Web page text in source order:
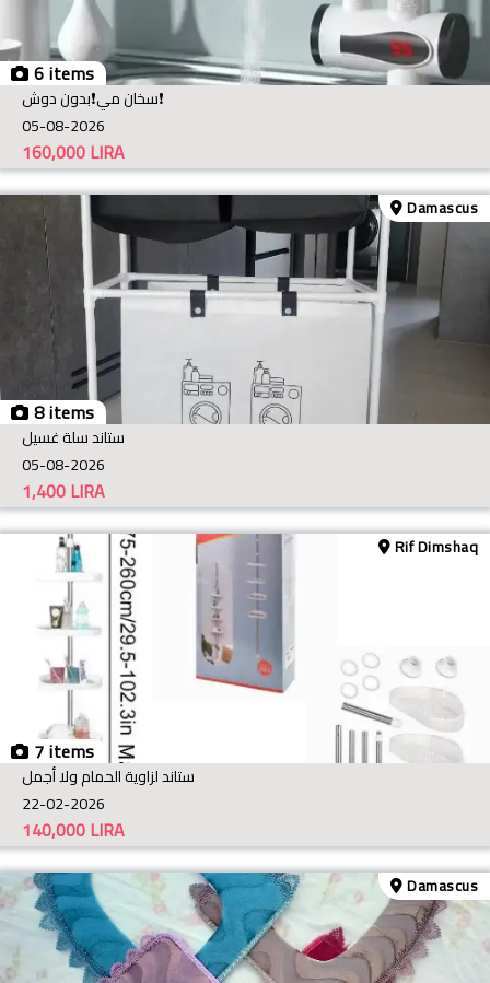
6 items
سخان مي❗️بدون دوش❗️
05-08-2026
LIRA
160,000
8 items
Damascus
ستاند سلة غسيل
05-08-2026
LIRA
1,400
7 items
Rif Dimshaq
ستاند لزاوية الحمام ولا أجمل
22-02-2026
LIRA
140,000
Damascus